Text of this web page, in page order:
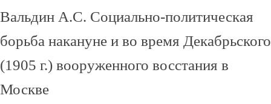
Вальдин А.С. Социально-политическая
борьба накануне и во время Декабрьского
(1905 г.) вооруженного восстания в
Москве